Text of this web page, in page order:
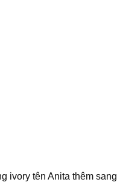
ivory tên Anita thêm